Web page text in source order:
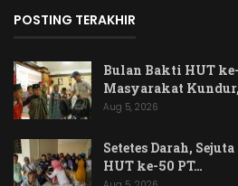
POSTING TERAKHIR
Bulan Bakti HUT
Masyarakat
Aug 5, 2026
Setetes Darah,
HUT ke-50 PT…